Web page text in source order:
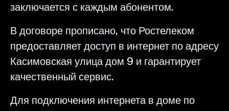
заключается с каждым абонентом.
В договоре прописано, что Ростелеком
предоставляет доступ в интернет по адресу
Касимовская улица дом 9 и гарантирует
качественный сервис.
Для подключения интернета в доме по